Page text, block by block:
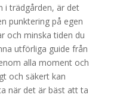
i trädgården, är det
punktering på egen
och minska tiden du
utförliga guide från
alla moment och
och säkert kan
när det är bäst att ta